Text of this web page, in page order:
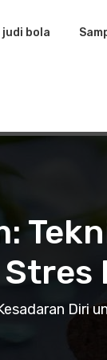
bola
Diri